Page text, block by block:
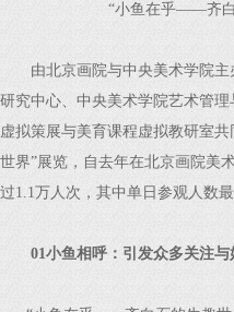
“小鱼在乎——齐
由北京画院与中央美术学院主
研究中心、中央美术学院艺术管
虚拟策展与美育课程虚拟教研室
世界”展览，自去年在北京画院美
过1.1万人次，其中单日参观人数
01小鱼相呼：引发众多关注与